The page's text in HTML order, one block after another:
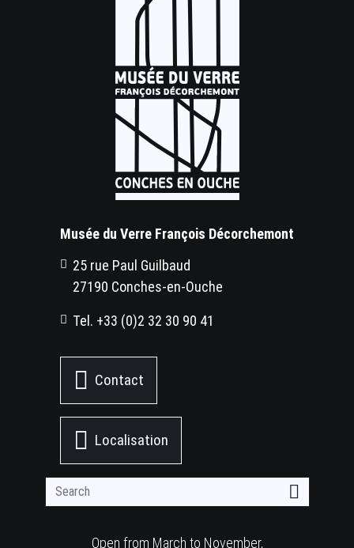
Musée du Verre François Décorchemont
25 rue Paul Guilbaud
27190 Conches-en-Ouche
Tel. +33 (0)2 32 30 90 41
Contact
Localisation
Open from March to November,